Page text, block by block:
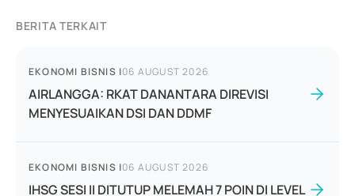
BERITA TERKAIT
EKONOMI BISNIS |06 AUGUST 2026
AIRLANGGA: RKAT DANANTARA DIREVISI
MENYESUAIKAN DSI DAN DDMF
EKONOMI BISNIS |06 AUGUST 2026
IHSG SESI II DITUTUP MELEMAH 7 POIN DI LEVEL